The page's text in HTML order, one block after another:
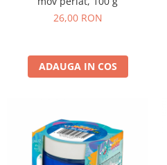
26,00 RON
ADAUGA IN COS